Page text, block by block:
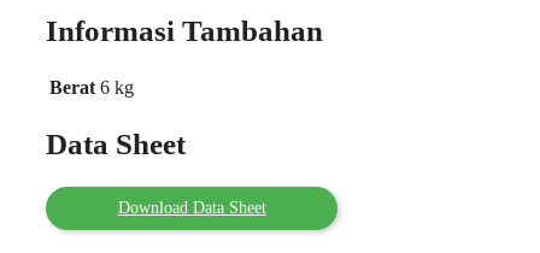
Informasi Tambahan
Berat 6 kg
Data Sheet
Download Data Sheet